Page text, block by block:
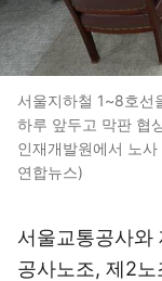
서울지하철 1~8호선
하루 앞두고 막판 협
인재개발원에서 노
연합뉴스)
서울교통공사와
공사노조, 제2